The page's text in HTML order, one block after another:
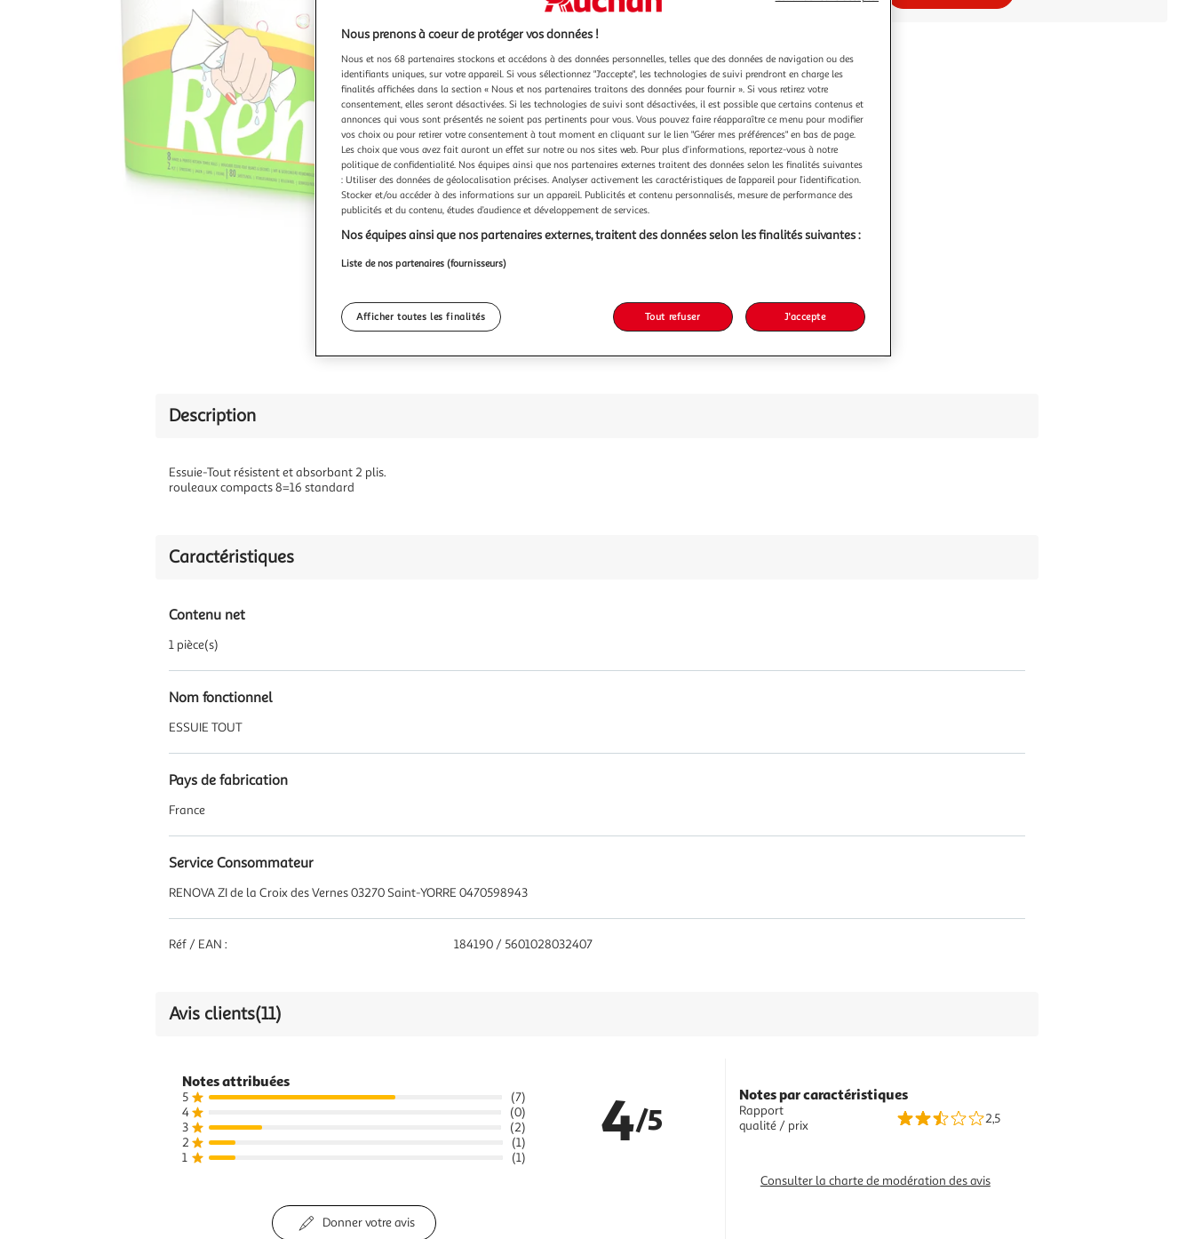
Description
Essuie-Tout résistent et absorbant 2 plis.
rouleaux compacts 8=16 standard
Caractéristiques
Contenu net
1 pièce(s)
Nom fonctionnel
ESSUIE TOUT
Pays de fabrication
France
Service Consommateur
RENOVA ZI de la Croix des Vernes 03270 Saint-YORRE 0470598943
Réf / EAN : 184190 / 5601028032407
Avis clients(11)
Notes attribuées
5
(7)
4
(0)
3
(2)
2
(1)
1
(1)
4/5
Donner votre avis
Notes par caractéristiques
Rapport
qualité / prix
2,5
Consulter la charte de modération des avis
Nous prenons à coeur de protéger vos données !
Nous et nos 68 partenaires stockons et accédons à des données personnelles, telles que des données de navigation ou des
identifiants uniques, sur votre appareil. Si vous sélectionnez "J'accepte", les technologies de suivi prendront en charge les
finalités affichées dans la section « Nous et nos partenaires traitons des données pour fournir ». Si vous retirez votre
consentement, elles seront désactivées. Si les technologies de suivi sont désactivées, il est possible que certains contenus et
annonces qui vous sont présentés ne soient pas pertinents pour vous. Vous pouvez faire réapparaître ce menu pour modifier
vos choix ou pour retirer votre consentement à tout moment en cliquant sur le lien "Gérer mes préférences" en bas de page.
Les choix que vous avez fait auront un effet sur notre ou nos sites web. Pour plus d’informations, reportez-vous à notre
politique de confidentialité. Nos équipes ainsi que nos partenaires externes traitent des données selon les finalités suivantes
: Utiliser des données de géolocalisation précises. Analyser activement les caractéristiques de l’appareil pour l’identification.
Stocker et/ou accéder à des informations sur un appareil. Publicités et contenu personnalisés, mesure de performance des
publicités et du contenu, études d’audience et développement de services.
Nos équipes ainsi que nos partenaires externes, traitent des données selon les finalités suivantes :
Liste de nos partenaires (fournisseurs)
Afficher toutes les finalités Tout refuser J'accepte